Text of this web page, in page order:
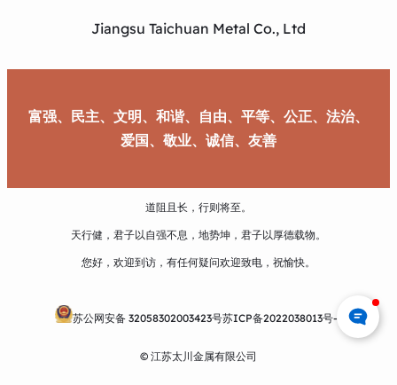
Jiangsu Taichuan Metal Co., Ltd
富强、民主、文明、和谐、自由、平等、公正、法治、
爱国、敬业、诚信、友善
道阻且长，行则将至。
天行健，君子以自强不息，地势坤，君子以厚德载物。
您好，欢迎到访，有任何疑问欢迎致电，祝愉快。
苏公网安备 32058302003423号苏ICP备2022038013号-1
© 江苏太川金属有限公司